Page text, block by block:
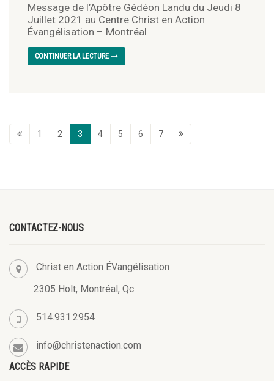
Message de l’Apôtre Gédéon Landu du Jeudi 8
Juillet 2021 au Centre Christ en Action
Évangélisation – Montréal
CONTINUER LA LECTURE
1 2 3 4 5 6 7
CONTACTEZ-NOUS
Christ en Action ÉVangélisation
2305 Holt, Montréal, Qc
514.931.2954
info@christenaction.com
ACCÈS RAPIDE